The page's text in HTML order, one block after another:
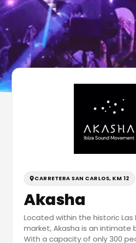
CARRETERA SAN CARLOS, KM 12
Akasha
Located within the historic Las
market, Akasha is an intimate
With a capacity of only 300